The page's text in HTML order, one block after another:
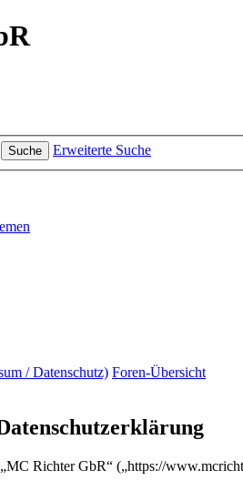
Suche Erweiterte Suche
/ Datenschutz) Foren-Übersicht
Richter GbR“ („https://